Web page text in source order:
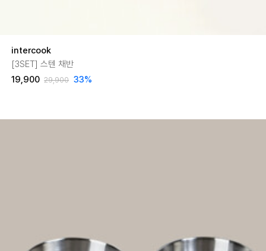
intercook
[3SET] 스텐 채반
19,900 29,900 33%